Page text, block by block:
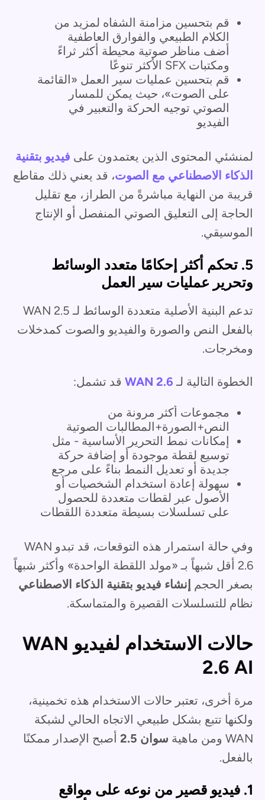
قم بتحسين مزامنة الشفاه لمزيد من
الكلام الطبيعي والفوارق العاطفية
أضف مناظر صوتية محيطة أكثر ثراءً
ومكتبات SFX الأكثر تنوعًا
قم بتحسين عمليات سير العمل «القائمة
على الصوت»، حيث يمكن للمسار
الصوتي توجيه الحركة والتعبير في
الفيديو
لمنشئي المحتوى الذين يعتمدون على فيديو بتقنية
الذكاء الاصطناعي مع الصوت، قد يعني ذلك مقاطع
قريبة من النهاية مباشرةً من الطراز، مع تقليل
الحاجة إلى التعليق الصوتي المنفصل أو الإنتاج
الموسيقي.
5. تحكم أكثر إحكامًا متعدد الوسائط
وتحرير عمليات سير العمل
تدعم البنية الأصلية متعددة الوسائط لـ WAN 2.5
بالفعل النص والصورة والفيديو والصوت كمدخلات
ومخرجات.
الخطوة التالية لـ WAN 2.6 قد تشمل:
مجموعات أكثر مرونة من
النص+الصورة+المطالبات الصوتية
إمكانات نمط التحرير الأساسية - مثل
توسيع لقطة موجودة أو إضافة حركة
جديدة أو تعديل النمط بناءً على مرجع
سهولة إعادة استخدام الشخصيات أو
الأصول عبر لقطات متعددة للحصول
على تسلسلات بسيطة متعددة اللقطات
وفي حالة استمرار هذه التوقعات، قد تبدو WAN
2.6 أقل شبهاً بـ «مولد اللقطة الواحدة» وأكثر شبهاً
بصغر الحجم إنشاء فيديو بتقنية الذكاء الاصطناعي
نظام للتسلسلات القصيرة والمتماسكة.
حالات الاستخدام لفيديو WAN
2.6 AI
مرة أخرى، تعتبر حالات الاستخدام هذه تخمينية،
ولكنها تتبع بشكل طبيعي الاتجاه الحالي لشبكة
WAN ومن ماهية
سوان 2.5
أصبح الإصدار ممكنًا
بالفعل.
1. فيديو قصير من نوعه على مواقع